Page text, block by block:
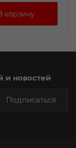
и новостей
Подписаться